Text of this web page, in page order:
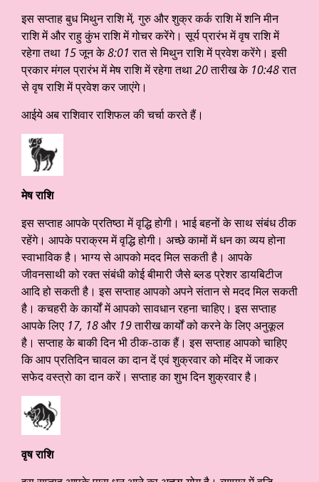
इस सप्ताह बुध मिथुन राशि में,गुरु और शुक्र कर्क राशि में शनि मीन
राशि में और राहु कुंभ राशि में गोचर करेंगे। सूर्य प्रारंभ में वृष राशि में
रहेगा तथा 15जून के8:01 रात से मिथुन राशि में प्रवेश करेंगे। इसी
प्रकार मंगल प्रारंभ में मेष राशि में रहेगा तथा20तारीख के 10:48रात
से वृष राशि में प्रवेश कर जाएंगे।
आईये अब राशिवार राशिफल की चर्चा करते हैं।
मेष राशि
इस सप्ताह आपके प्रतिष्ठा में वृद्धि होगी। भाई बहनों के साथ संबंध ठीक
रहेंगे। आपके पराक्रम में वृद्धि होगी। अच्छे कामों में धन का व्यय होना
स्वाभाविक है। भाग्य से आपको मदद मिल सकती है। आपके
जीवनसाथी को रक्त संबंधी कोई बीमारी जैसे ब्लड प्रेशर डायबिटीज
आदि हो सकती है। इस सप्ताह आपको अपने संतान से मदद मिल सकती
है। कचहरी के कार्यों में आपको सावधान रहना चाहिए। इस सप्ताह
आपके लिए 17, 18और 19तारीख कार्यों को करने के लिए अनुकूल
है। सप्ताह के बाकी दिन भी ठीक-ठाक हैं। इस सप्ताह आपको चाहिए
कि आप प्रतिदिन चावल का दान दें एवं शुक्रवार को मंदिर में जाकर
सफेद वस्त्रो का दान करें। सप्ताह का शुभ दिन शुक्रवार है।
वृष राशि